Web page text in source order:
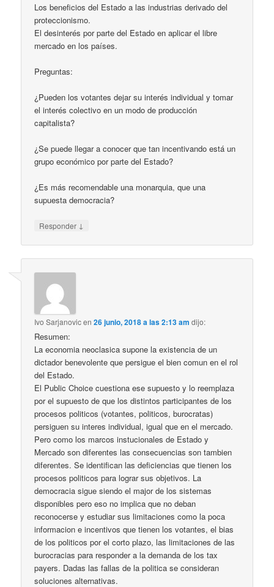
Los beneficios del Estado a las industrias derivado del
proteccionismo.
El desinterés por parte del Estado en aplicar el libre
mercado en los países.
Preguntas:
¿Pueden los votantes dejar su interés individual y tomar
el interés colectivo en un modo de producción
capitalista?
¿Se puede llegar a conocer que tan incentivando está un
grupo económico por parte del Estado?
¿Es más recomendable una monarquia, que una
supuesta democracia?
Responder ↓
Ivo Sarjanovicen26 junio, 2018 a las 2:13 am dijo:
Resumen:
La economia neoclasica supone la existencia de un
dictador benevolente que persigue el bien comun en el rol
del Estado.
El Public Choice cuestiona ese supuesto y lo reemplaza
por el supuesto de que los distintos participantes de los
procesos politicos (votantes, politicos, burocratas)
persiguen su interes individual, igual que en el mercado.
Pero como los marcos instucionales de Estado y
Mercado son diferentes las consecuencias son tambien
diferentes. Se identifican las deficiencias que tienen los
procesos politicos para lograr sus objetivos. La
democracia sigue siendo el major de los sistemas
disponibles pero eso no implica que no deban
reconocerse y estudiar sus limitaciones como la poca
informacion e incentivos que tienen los votantes, el bias
de los politicos por el corto plazo, las limitaciones de las
burocracias para responder a la demanda de los tax
payers. Dadas las fallas de la politica se consideran
soluciones alternativas.